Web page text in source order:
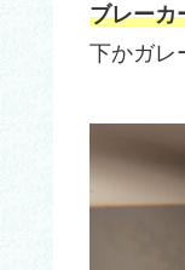
ブレーカ
下かガレ